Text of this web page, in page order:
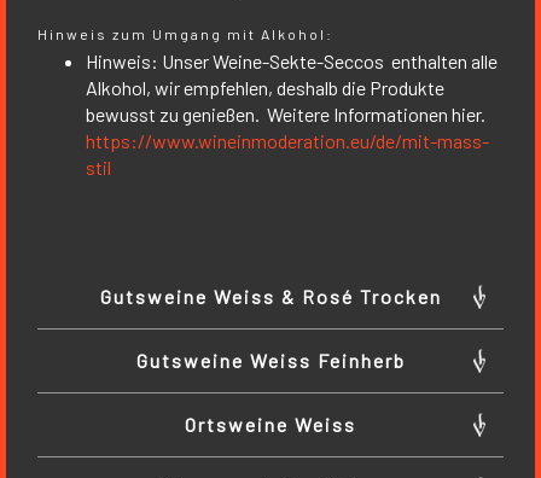
Hinweis zum Umgang mit Alkohol:
Hinweis: Unser Weine-Sekte-Seccos enthalten alle
Alkohol, wir empfehlen, deshalb die Produkte
bewusst zu genießen. Weitere Informationen hier.
https://www.wineinmoderation.eu/de/mit-mass-
stil
Gutsweine Weiss & Rosé Trocken
Gutsweine Weiss Feinherb
Ortsweine Weiss